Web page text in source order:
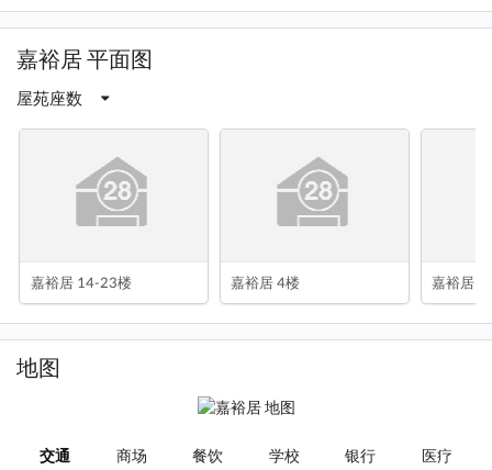
嘉裕居 平面图
屋苑座数
嘉裕居 14-23楼 嘉裕居 4楼 嘉裕居
地图
交通 商场 餐饮 学校 银行 医疗